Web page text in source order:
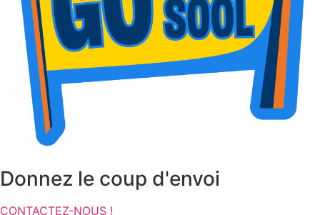
Donnez le coup d'envoi
CONTACTEZ-NOUS !